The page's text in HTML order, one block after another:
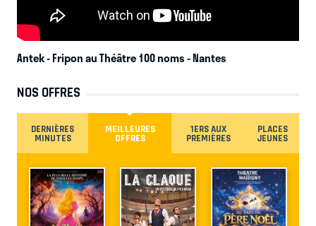
Antek - Fripon au Théâtre 100 noms- Nantes
NOS OFFRES
DERNIÈRES
MINUTES
MEILLEURES
OFFRES
1ERS AUX
PREMIÈRES
PLACES
JEUNES